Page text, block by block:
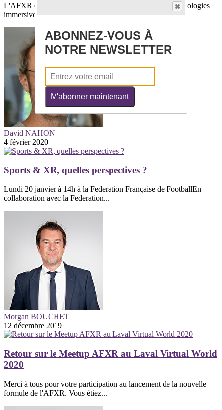
L'AFXR était partenaire de la conférence dédiée aux technologies
immersivesLe SITEM est un...
David NAHON
4 février 2020
Sports & XR, quelles perspectives ?
Lundi 20 janvier à 14h à la Federation Française de FootballEn
collaboration avec la Federation...
Morgan BOUCHET
12 décembre 2019
Retour sur le Meetup AFXR au Laval Virtual World
2020
Merci à tous pour votre participation au lancement de la nouvelle
formule de l'AFXR. Vous étiez...
ABONNEZ-VOUS À
NOTRE NEWSLETTER
M'abonner maintenant